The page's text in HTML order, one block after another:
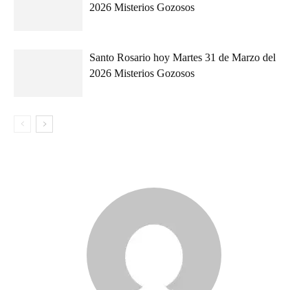
2026 Misterios Gozosos
Santo Rosario hoy Martes 31 de Marzo del
2026 Misterios Gozosos